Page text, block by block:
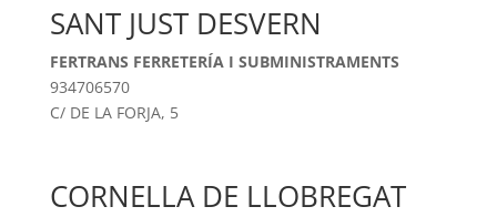
SANT JUST DESVERN
FERTRANS FERRETERÍA I SUBMINISTRAMENTS
934706570
C/ DE LA FORJA, 5
CORNELLA DE LLOBREGAT